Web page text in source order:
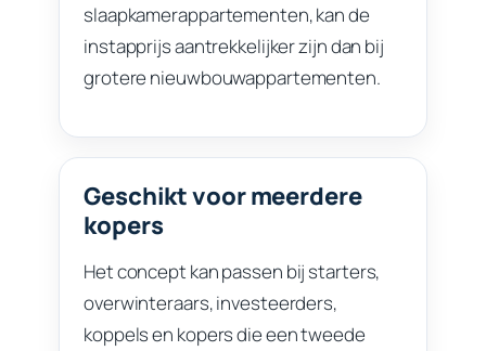
slaapkamerappartementen, kan de
instapprijs aantrekkelijker zijn dan bij
grotere nieuwbouwappartementen.
Geschikt voor meerdere
kopers
Het concept kan passen bij starters,
overwinteraars, investeerders,
koppels en kopers die een tweede